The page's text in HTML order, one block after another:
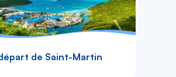
de Saint-Martin